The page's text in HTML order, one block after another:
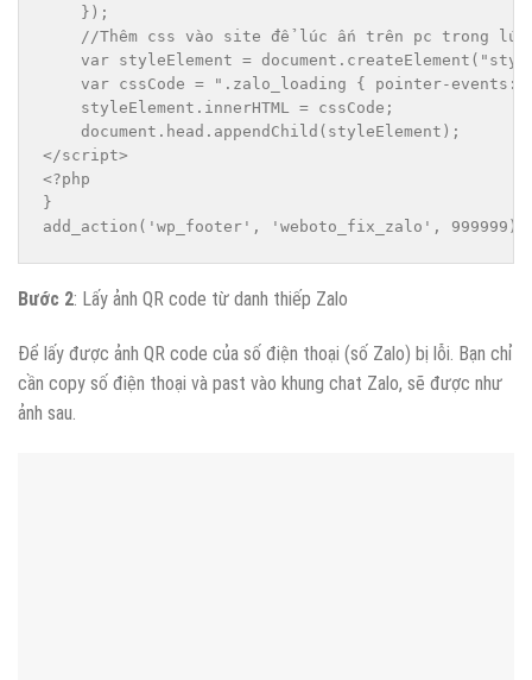
    });
//Thêm css vào site để lúc ấn trên pc trong
var styleElement =
var cssCode = ".zalo_loading { pointer-events:
    styleElement.innerHTML = cssCode;
    document.head.appendChild(styleElement);
</script>
<?php
}
add_action('wp_footer', 'weboto_fix_zalo', 999999);
Bước 2: Lấy ảnh QR code từ danh thiếp Zalo
Để lấy được ảnh QR code của số điện thoại (số Zalo) bị lỗi. Bạn chỉ
cần copy số điện thoại và past vào khung chat Zalo, sẽ được như
ảnh sau.